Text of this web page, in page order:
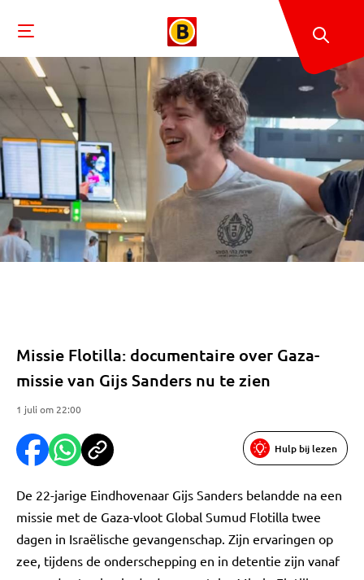
Missie Flotilla: documentaire over Gaza-
missie van Gijs Sanders nu te zien
1 juli om 22:00
Hulp bij lezen
De 22-jarige Eindhovenaar Gijs Sanders belandde na een
missie met de Gaza-vloot Global Sumud Flotilla twee
dagen in Israëlische gevangenschap. Zijn ervaringen op
zee, tijdens de onderschepping en in detentie zijn vanaf